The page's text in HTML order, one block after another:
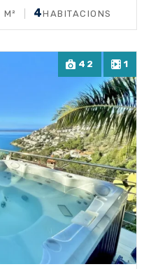
M² 4HABITACIONS
42 1